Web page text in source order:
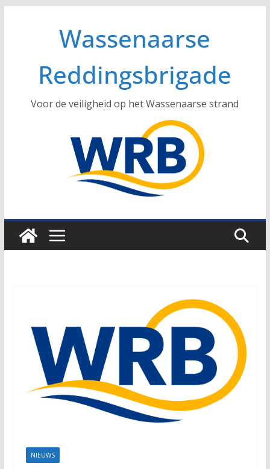
Wassenaarse
Reddingsbrigade
Voor de veiligheid op het Wassenaarse strand
NIEUWS